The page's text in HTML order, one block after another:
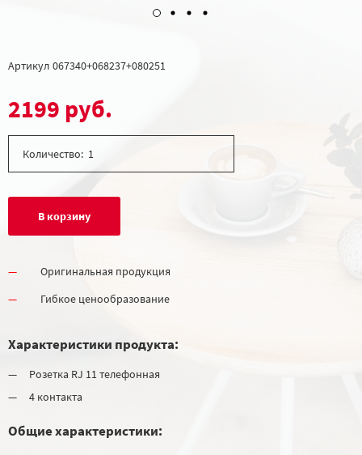
Артикул 067340+068237+080251
2199 руб.
Количество:
В корзину
Оригинальная продукция
Гибкое ценообразование
Характеристики продукта:
Розетка RJ 11 телефонная
4 контакта
Общие характеристики: